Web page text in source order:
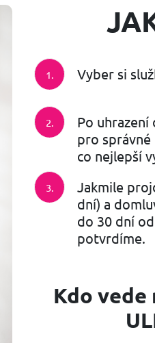
Vyber si
Po
pro
co nejlepší
Jakmile
dní) a
do 30 dní
potvrdíme.
Kdo vede